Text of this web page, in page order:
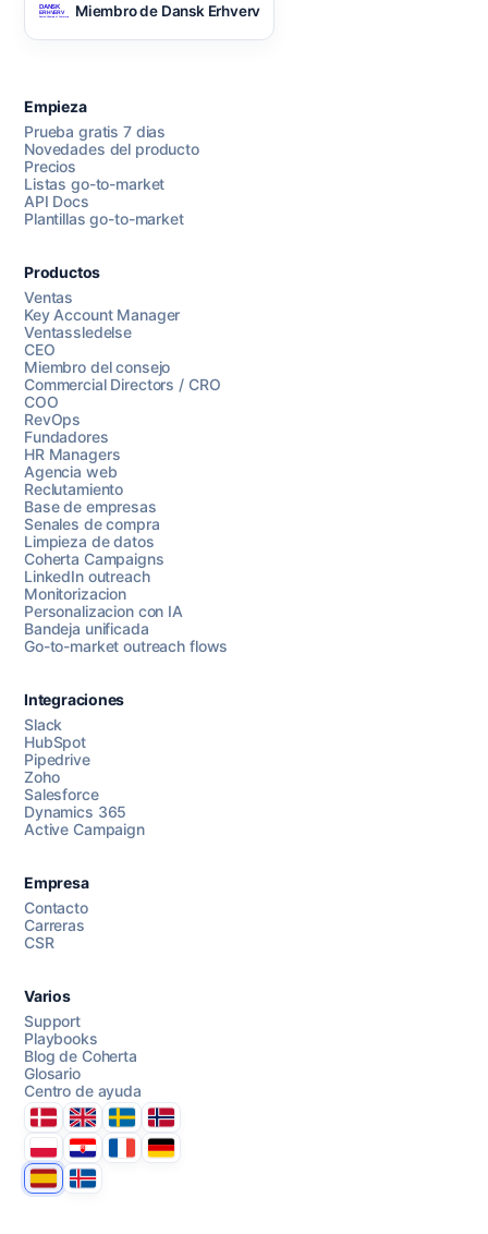
Chatea con nosotros
Miembro de Dansk Erhverv
Empieza
Prueba gratis 7 dias
Novedades del producto
Precios
Listas go-to-market
API Docs
Plantillas go-to-market
Productos
Ventas
Key Account Manager
Ventassledelse
CEO
Miembro del consejo
Commercial Directors / CRO
COO
RevOps
Fundadores
HR Managers
Agencia web
Reclutamiento
Base de empresas
Senales de compra
Limpieza de datos
Coherta Campaigns
LinkedIn outreach
Monitorizacion
Personalizacion con IA
Bandeja unificada
Go-to-market outreach flows
Integraciones
Slack
HubSpot
Pipedrive
Zoho
Salesforce
Dynamics 365
Active Campaign
Empresa
Contacto
Carreras
CSR
Varios
Support
Playbooks
Blog de Coherta
Glosario
Centro de ayuda
DanmarkUnited Kingdom
SverigeNorge
PolskaHrvatskaFranceDeutschland
EspanaÍsland